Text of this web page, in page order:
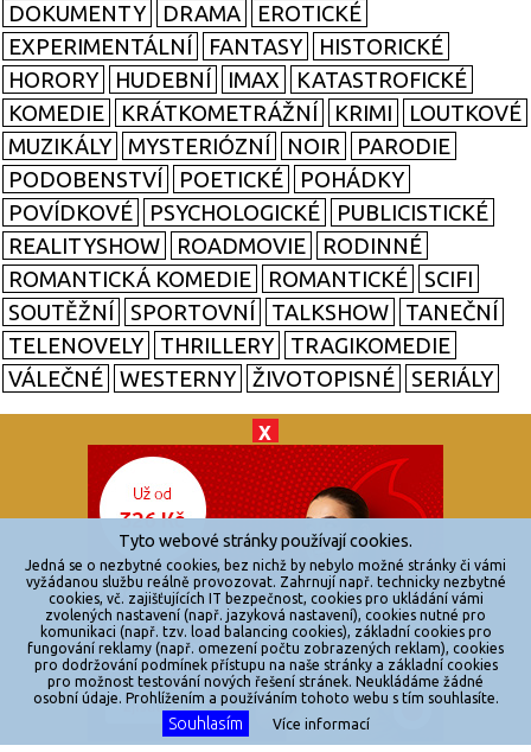
X
DOKUMENTY
DRAMA
EROTICKÉ
EXPERIMENTÁLNÍ
FANTASY
HISTORICKÉ
HORORY
HUDEBNÍ IMAX
KATASTROFICKÉ
KOMEDIE
KRÁTKOMETRÁŽNÍ KRIMI
LOUTKOVÉ
MUZIKÁLY
MYSTERIÓZNÍ NOIR
PARODIE
PODOBENSTVÍ
POETICKÉ
POHÁDKY
POVÍDKOVÉ
PSYCHOLOGICKÉ
PUBLICISTICKÉ
REALITYSHOW
ROADMOVIE
RODINNÉ
ROMANTICKÁ KOMEDIE
ROMANTICKÉ
SCIFI
SOUTĚŽNÍ
SPORTOVNÍ TALKSHOW
TANEČNÍ
TELENOVELY
THRILLERY
TRAGIKOMEDIE
VÁLEČNÉ
WESTERNY ŽIVOTOPISNÉ SERIÁLY
© 2026
zkouknoutfilm.cz
Všechna práva vyhrazena.
Powered by
Reklama
Sítě
Redakce
Jakékoliv užití obsahu je bez souhlasu provozovatele zakázáno.
Tyto webové stránky používají cookies.
Jedná se o nezbytné cookies, bez nichž by nebylo možné stránky či vámi
vyžádanou službu reálně provozovat. Zahrnují např. technicky nezbytné
cookies, vč. zajišťujících IT bezpečnost, cookies pro ukládání vámi
zvolených nastavení (např. jazyková nastavení), cookies nutné pro
komunikaci (např. tzv. load balancing cookies), základní cookies pro
fungování reklamy (např. omezení počtu zobrazených reklam), cookies
pro dodržování podmínek přístupu na naše stránky a základní cookies
pro možnost testování nových řešení stránek. Neukládáme žádné
osobní údaje. Prohlížením a používáním tohoto webu s tím souhlasíte.
Souhlasím Více informací